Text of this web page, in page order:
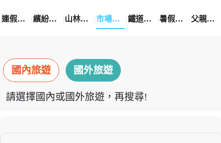
連假卡位趣 繽紛花漾季 山林輕旅行 市場最低價 鐵道觀光之旅 暑假熱賣中 父親節優惠
國內旅遊 國外旅遊
請選擇國內或國外旅遊，再搜尋!